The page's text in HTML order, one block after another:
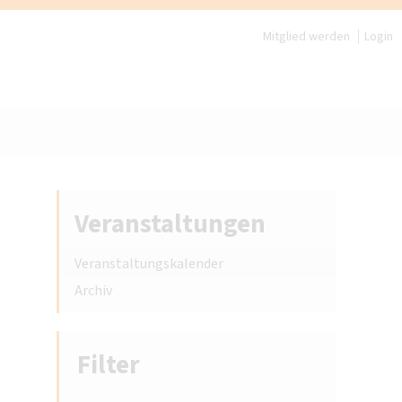
Mitglied werden Login
Veranstaltungen
Veranstaltungskalender
Archiv
Filter